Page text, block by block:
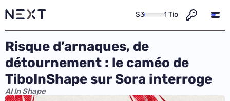
S3 1 Tio
Risque d’arnaques, de
détournement : le caméo de
TiboInShape sur Sora interroge
AI In Shape